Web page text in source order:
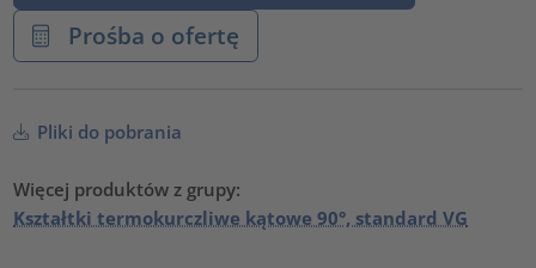
Prośba o ofertę
Pliki do pobrania
Więcej produktów z grupy:
Kształtki termokurczliwe kątowe 90°, standard VG